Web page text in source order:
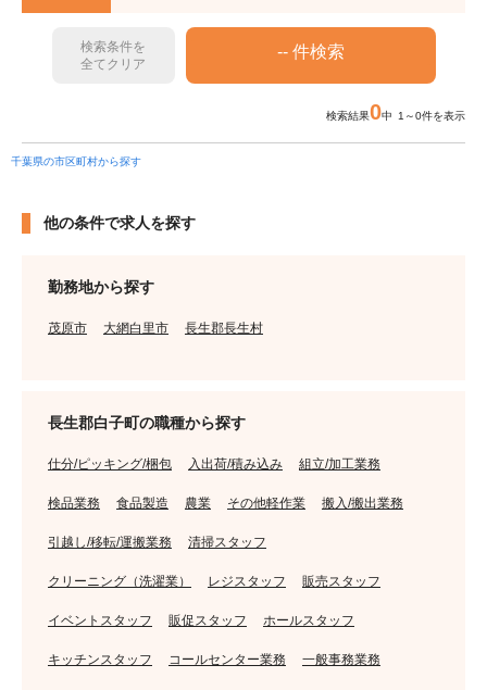
検索条件を
全てクリア
検索結果0中 1～0件を表示
千葉県の市区町村から探す
他の条件で求人を探す
勤務地から探す
茂原市 大網白里市 長生郡長生村
長生郡白子町の職種から探す
仕分/ピッキング/梱包 入出荷/積み込み 組立/加工業務
検品業務 食品製造 農業 その他軽作業 搬入/搬出業務
引越し/移転/運搬業務 清掃スタッフ
クリーニング（洗濯業） レジスタッフ 販売スタッフ
イベントスタッフ 販促スタッフ ホールスタッフ
キッチンスタッフ コールセンター業務 一般事務業務